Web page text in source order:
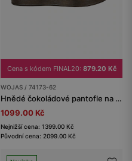
Cena s kódem FINAL20: 879.20 Kč
WOJAS / 74173-62
Hnědé čokoládové pantofle na klínku
1099.00 Kč
Nejnižší cena: 1399.00 Kč
Původní cena: 2099.00 Kč